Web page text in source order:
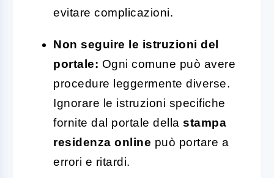
evitare complicazioni.
Non seguire le istruzioni del
portale: Ogni comune può avere
procedure leggermente diverse.
Ignorare le istruzioni specifiche
fornite dal portale della stampa
residenza online può portare a
errori e ritardi.